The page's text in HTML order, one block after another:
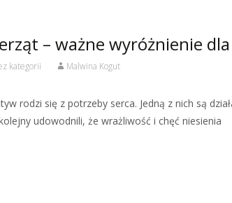
– ważne wyróżnienie dla
kategorii Malwina Kogut
rodzi się z potrzeby serca. Jedną z nich są
udowodnili, że wrażliwość i chęć niesienia